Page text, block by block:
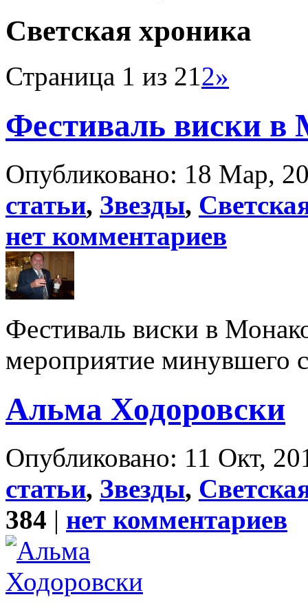
Светская хроника
Страница 1 из 212»
Фестиваль виски в
Опубликовано: 18 Мар,
статьи, Звезды,
нет комментариев
Фестиваль виски в
мероприятие минувшего
Альма Ходоровски
Опубликовано: 11 Окт,
статьи, Звезды,
384 | нет комментариев